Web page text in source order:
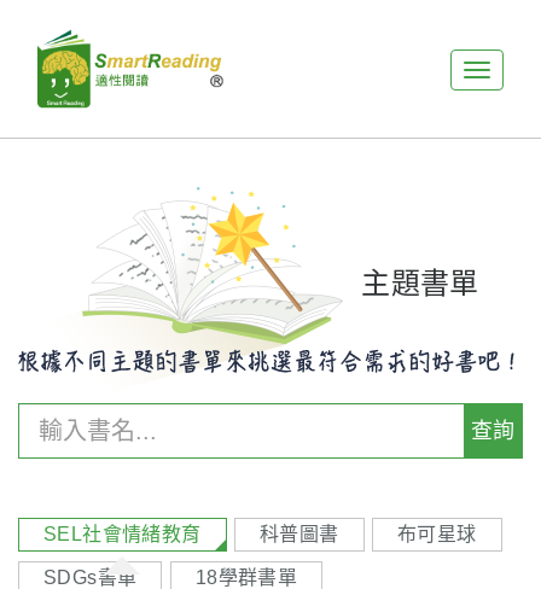
展
選
主題書單
查詢
SEL社會情緒教育 科普圖書 布可星球
SDGs書單 18學群書單